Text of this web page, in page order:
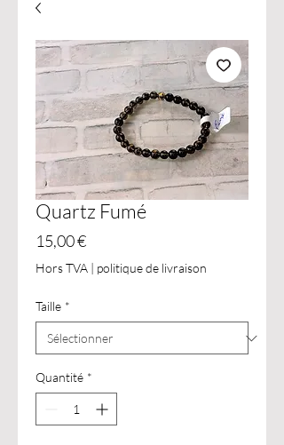
Quartz Fumé
15,00 €Prix
Hors TVA | politique de livraison
Taille *
Quantité *